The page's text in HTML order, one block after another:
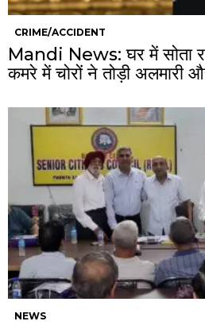
CRIME/ACCIDENT
Mandi News: घर में सोता
कमरे में चोरों ने तोड़ी
NEWS